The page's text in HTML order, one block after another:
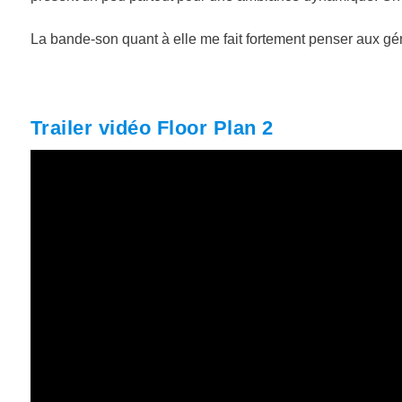
La bande-son quant à elle me fait fortement penser aux
Trailer vidéo Floor Plan 2